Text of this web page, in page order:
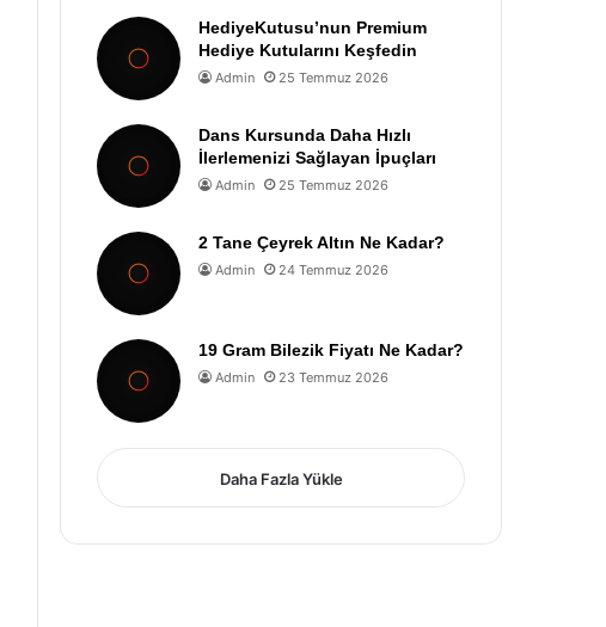
HediyeKutusu’nun Premium
Hediye Kutularını Keşfedin
Admin 25 Temmuz 2026
Dans Kursunda Daha Hızlı
İlerlemenizi Sağlayan İpuçları
Admin 25 Temmuz 2026
2 Tane Çeyrek Altın Ne Kadar?
Admin 24 Temmuz 2026
19 Gram Bilezik Fiyatı Ne Kadar?
Admin 23 Temmuz 2026
Daha Fazla Yükle